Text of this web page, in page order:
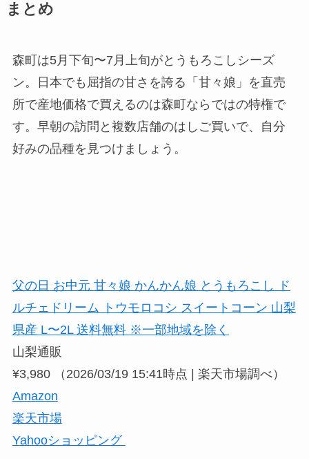
まとめ
森町は5月下旬〜7月上旬がとうもろこしシーズ
ン。日本でも屈指の甘さを誇る「甘々娘」を直売
所で産地価格で買えるのは森町ならではの特権で
す。早朝の訪問と複数店舗のはしご買いで、自分
好みの品種を見つけましょう。
父の日 お中元 甘々娘 かんかん娘 とうもろこし ド
ルチェドリーム トウモロコシ スイートコーン 山梨
県産 L〜2L 送料無料 ※一部地域を除く
山梨通販
¥3,980
（2026/03/19 15:41時点 | 楽天市場調べ）
Amazon
楽天市場
Yahooショッピング